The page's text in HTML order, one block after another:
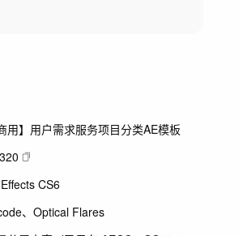
用】用户需求服务项目分类AE模板
CS6
、Optical Flares